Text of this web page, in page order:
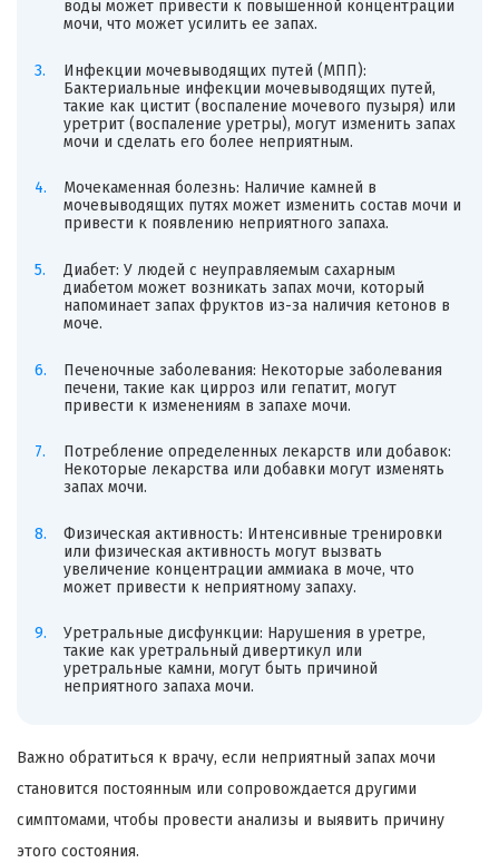
воды может привести к повышенной концентрации
мочи, что может усилить ее запах.
Инфекции мочевыводящих путей (МПП):
Бактериальные инфекции мочевыводящих путей,
такие как цистит (воспаление мочевого пузыря) или
уретрит (воспаление уретры), могут изменить запах
мочи и сделать его более неприятным.
Мочекаменная болезнь: Наличие камней в
мочевыводящих путях может изменить состав мочи и
привести к появлению неприятного запаха.
Диабет: У людей с неуправляемым сахарным
диабетом может возникать запах мочи, который
напоминает запах фруктов из-за наличия кетонов в
моче.
Печеночные заболевания: Некоторые заболевания
печени, такие как цирроз или гепатит, могут
привести к изменениям в запахе мочи.
Потребление определенных лекарств или добавок:
Некоторые лекарства или добавки могут изменять
запах мочи.
Физическая активность: Интенсивные тренировки
или физическая активность могут вызвать
увеличение концентрации аммиака в моче, что
может привести к неприятному запаху.
Уретральные дисфункции: Нарушения в уретре,
такие как уретральный дивертикул или
уретральные камни, могут быть причиной
неприятного запаха мочи.
Важно обратиться к врачу, если неприятный запах мочи
становится постоянным или сопровождается другими
симптомами, чтобы провести анализы и выявить причину
этого состояния.